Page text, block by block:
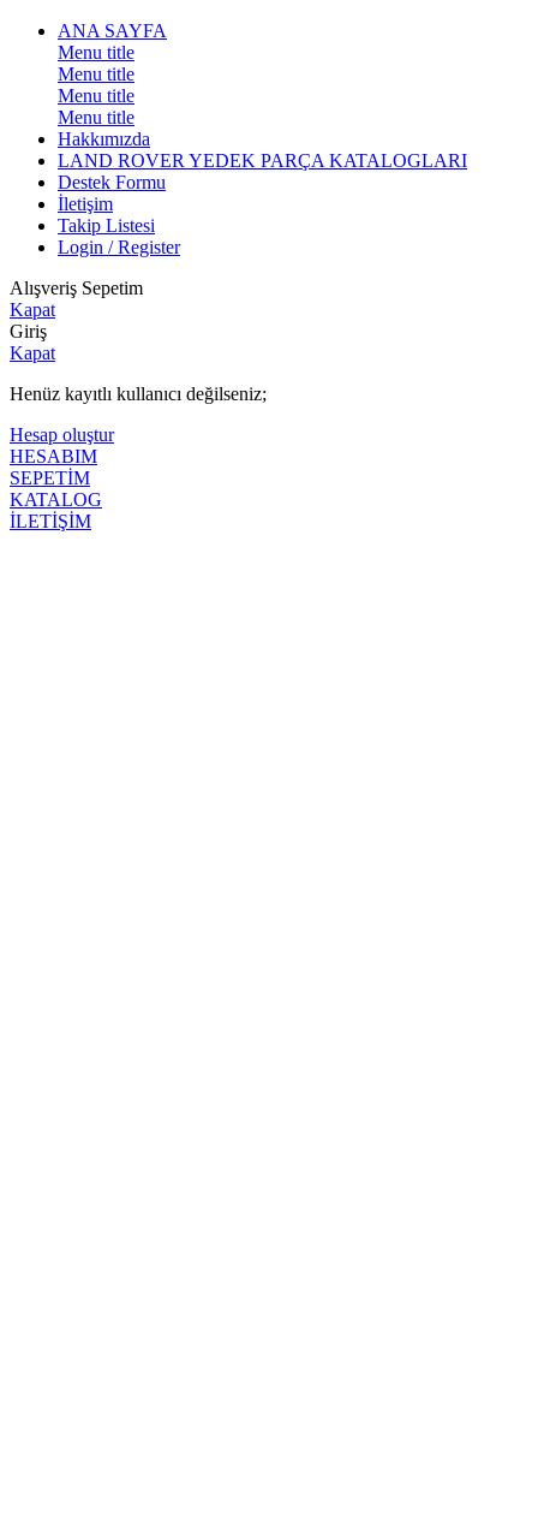
ANA SAYFA
Menu title
Menu title
Menu title
Menu title
Hakkımızda
LAND ROVER YEDEK PARÇA KATALOGLARI
Destek Formu
İletişim
Takip Listesi
Login / Register
Alışveriş Sepetim
Kapat
Giriş
Kapat
Henüz kayıtlı kullanıcı değilseniz;
Hesap oluştur
HESABIM
SEPETİM
KATALOG
İLETİŞİM